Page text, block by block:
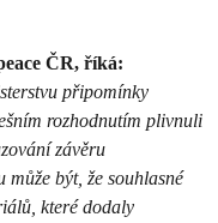
ČR, říká:
připomínky
rozhodnutím plivnuli
závěru
být, že souhlasné
které dodaly